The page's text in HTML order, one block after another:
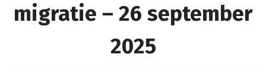
migratie – 26 september
2025